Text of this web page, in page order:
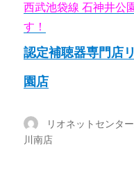
西武池袋線 石神井公
す！
認定補聴器専門店
園店
投
稿
リオネットセンタ
川南店